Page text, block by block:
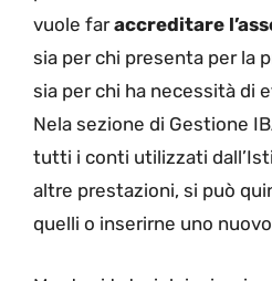
vuole faraccreditare
sia per chi presenta per la
sia per chi ha necessità di
Nela sezione di Gestione
tutti i conti utilizzati
altre prestazioni, si può
quelli o inserirne uno